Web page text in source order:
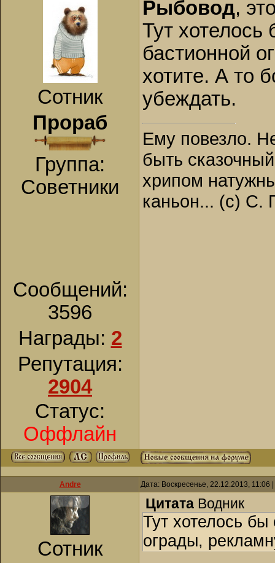
Сотник
Прораб
Группа:
Советники
Сообщений:
3596
Награды: 2
Репутация:
2904
Статус:
Оффлайн
Рыбовод,
Тут
бастионной
хотите. А то
убеждать.
Ему повезло.
быть
хрипом
каньон... (с) С.
Andre Дата: Воскресенье, 22.12.2013,
Сотник
Цитата Водник
Тут хотелось
ограды,